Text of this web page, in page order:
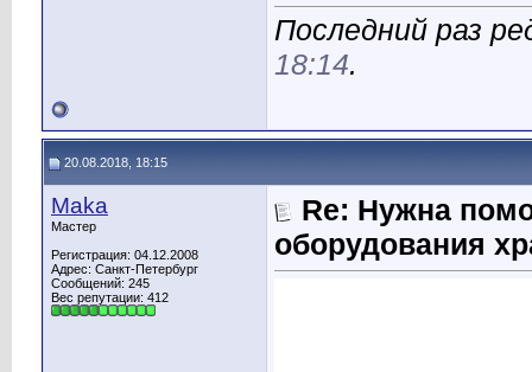
Последний раз
18:14.
20.08.2018, 18:15
Maka
Мастер
Регистрация: 04.12.2008
Адрес: Санкт-Петербург
Сообщений: 245
Вес репутации: 412
Re: Нужна
оборудования